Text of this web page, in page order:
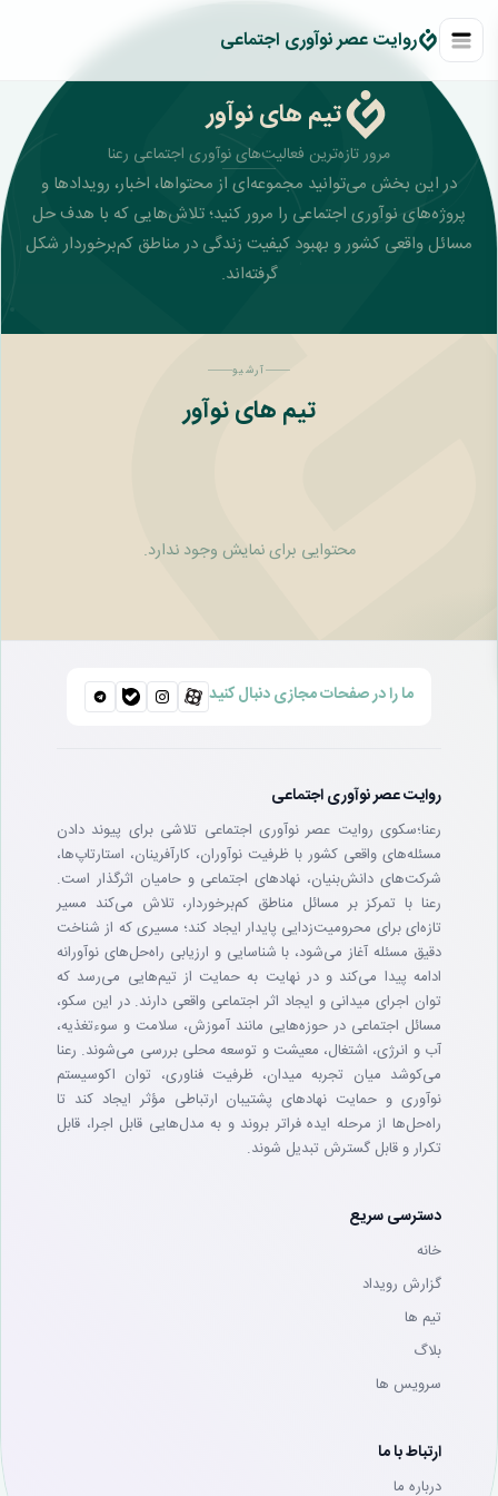
روايت عصر نوآوری اجتماعی
تیم های نوآور
مرور تازه‌ترین فعالیت‌های نوآوری اجتماعی رعنا
در این بخش می‌توانید مجموعه‌ای از محتواها، اخبار، رویدادها و
پروژه‌های نوآوری اجتماعی را مرور کنید؛ تلاش‌هایی که با هدف حل
مسائل واقعی کشور و بهبود کیفیت زندگی در مناطق کم‌برخوردار شکل
گرفته‌اند.
آرشیو
تیم های نوآور
محتوایی برای نمایش وجود ندارد.
ما را در صفحات مجازی دنبال کنید
روایت عصر نوآوری اجتماعی
رعنا؛سکوی روایت عصر نوآوری اجتماعی تلاشی برای پیوند دادن
مسئله‌های واقعی کشور با ظرفیت نوآوران، کارآفرینان، استارتاپ‌ها،
شرکت‌های دانش‌بنیان، نهادهای اجتماعی و حامیان اثرگذار است.
رعنا با تمرکز بر مسائل مناطق کم‌برخوردار، تلاش می‌کند مسیر
تازه‌ای برای محرومیت‌زدایی پایدار ایجاد کند؛ مسیری که از شناخت
دقیق مسئله آغاز می‌شود، با شناسایی و ارزیابی راه‌حل‌های نوآورانه
ادامه پیدا می‌کند و در نهایت به حمایت از تیم‌هایی می‌رسد که
توان اجرای میدانی و ایجاد اثر اجتماعی واقعی دارند. در این سکو،
مسائل اجتماعی در حوزه‌هایی مانند آموزش، سلامت و سوءتغذیه،
آب و انرژی، اشتغال، معیشت و توسعه محلی بررسی می‌شوند. رعنا
می‌کوشد میان تجربه میدان، ظرفیت فناوری، توان اکوسیستم
نوآوری و حمایت نهادهای پشتیبان ارتباطی مؤثر ایجاد کند تا
راه‌حل‌ها از مرحله ایده فراتر بروند و به مدل‌هایی قابل اجرا، قابل
تکرار و قابل گسترش تبدیل شوند.
دسترسی سریع
خانه
گزارش رویداد
تيم ها
بلاگ
سرويس ها
ارتباط با ما
درباره ما